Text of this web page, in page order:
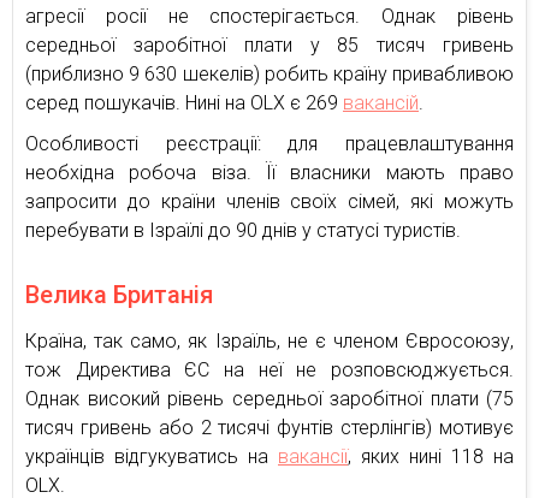
агресії росії не спостерігається. Однак рівень
середньої заробітної плати у 85 тисяч гривень
(приблизно 9 630 шекелів) робить країну привабливою
серед пошукачів. Нині на OLX є 269 вакансій
Особливості реєстрації: для працевлаштування
необхідна робоча віза. Її власники мають право
запросити до країни членів своїх сімей, які можуть
перебувати в Ізраїлі до 90 днів у статусі туристів.
Велика Британія
Країна, так само, як Ізраїль, не є членом Євросоюзу,
тож Директива ЄС на неї не розповсюджується.
Однак високий рівень середньої заробітної плати (75
тисяч гривень або 2 тисячі фунтів стерлінгів) мотивує
українців відгукуватись на вакансії, яких нині 118 на
OLX.